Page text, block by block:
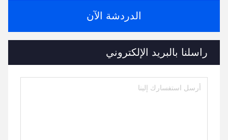
الدردشة الآن
راسلنا بالبريد الإلكتروني